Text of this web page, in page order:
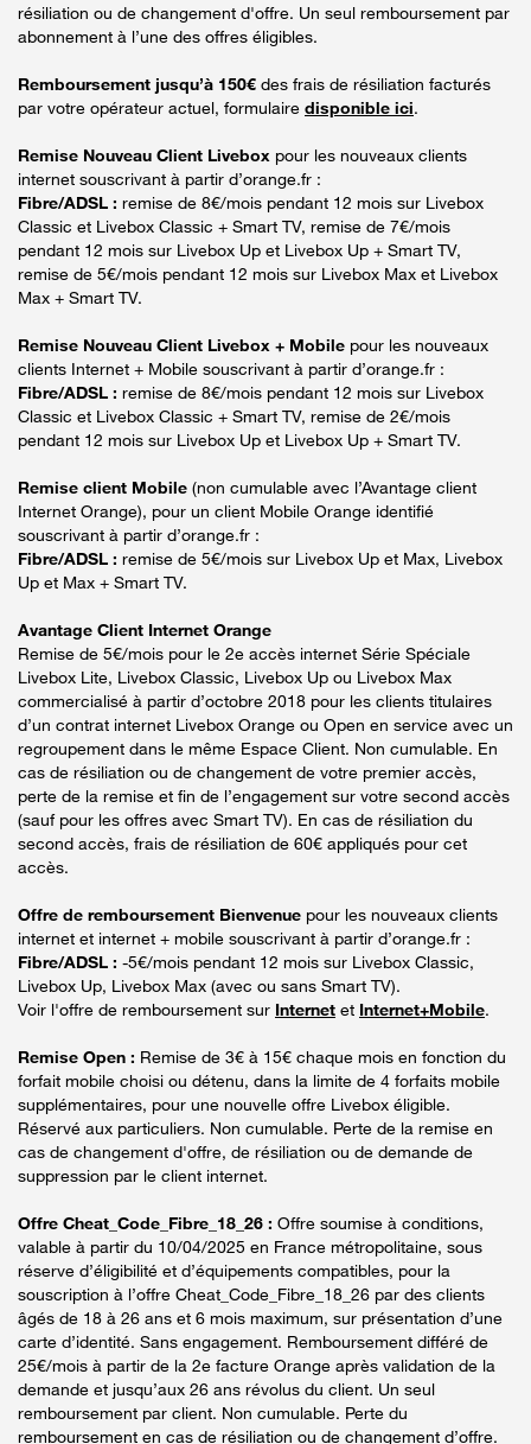
résiliation ou de changement d'offre. Un seul remboursement par
abonnement à l’une des offres éligibles.
Remboursement jusqu’à 150€ des frais de résiliation facturés
par votre opérateur actuel, formulaire disponible ici.
Remise Nouveau Client Livebox pour les nouveaux clients
internet souscrivant à partir d’orange.fr :
Fibre/ADSL : remise de 8€/mois pendant 12 mois sur Livebox
Classic et Livebox Classic + Smart TV, remise de 7€/mois
pendant 12 mois sur Livebox Up et Livebox Up + Smart TV,
remise de 5€/mois pendant 12 mois sur Livebox Max et Livebox
Max + Smart TV.
Remise Nouveau Client Livebox + Mobile pour les nouveaux
clients Internet + Mobile souscrivant à partir d’orange.fr :
Fibre/ADSL : remise de 8€/mois pendant 12 mois sur Livebox
Classic et Livebox Classic + Smart TV, remise de 2€/mois
pendant 12 mois sur Livebox Up et Livebox Up + Smart TV.
Remise client Mobile (non cumulable avec l’Avantage client
Internet Orange), pour un client Mobile Orange identifié
souscrivant à partir d’orange.fr :
Fibre/ADSL : remise de 5€/mois sur Livebox Up et Max, Livebox
Up et Max + Smart TV.
Avantage Client Internet Orange
Remise de 5€/mois pour le 2e accès internet Série Spéciale
Livebox Lite, Livebox Classic, Livebox Up ou Livebox Max
commercialisé à partir d’octobre 2018 pour les clients titulaires
d’un contrat internet Livebox Orange ou Open en service avec un
regroupement dans le même Espace Client. Non cumulable. En
cas de résiliation ou de changement de votre premier accès,
perte de la remise et fin de l’engagement sur votre second accès
(sauf pour les offres avec Smart TV). En cas de résiliation du
second accès, frais de résiliation de 60€ appliqués pour cet
accès.
Offre de remboursement Bienvenue pour les nouveaux clients
internet et internet + mobile souscrivant à partir d’orange.fr :
Fibre/ADSL : -5€/mois pendant 12 mois sur Livebox Classic,
Livebox Up, Livebox Max (avec ou sans Smart TV).
Voir l'offre de remboursement sur Internet et Internet+Mobile.
Remise Open : Remise de 3€ à 15€ chaque mois en fonction du
forfait mobile choisi ou détenu, dans la limite de 4 forfaits mobile
supplémentaires, pour une nouvelle offre Livebox éligible.
Réservé aux particuliers. Non cumulable. Perte de la remise en
cas de changement d'offre, de résiliation ou de demande de
suppression par le client internet.
Offre Cheat_Code_Fibre_18_26 : Offre soumise à conditions,
valable à partir du 10/04/2025 en France métropolitaine, sous
réserve d’éligibilité et d’équipements compatibles, pour la
souscription à l’offre Cheat_Code_Fibre_18_26 par des clients
âgés de 18 à 26 ans et 6 mois maximum, sur présentation d’une
carte d’identité. Sans engagement. Remboursement différé de
25€/mois à partir de la 2e facture Orange après validation de la
demande et jusqu’aux 26 ans révolus du client. Un seul
remboursement par client. Non cumulable. Perte du
remboursement en cas de résiliation ou de changement d’offre.